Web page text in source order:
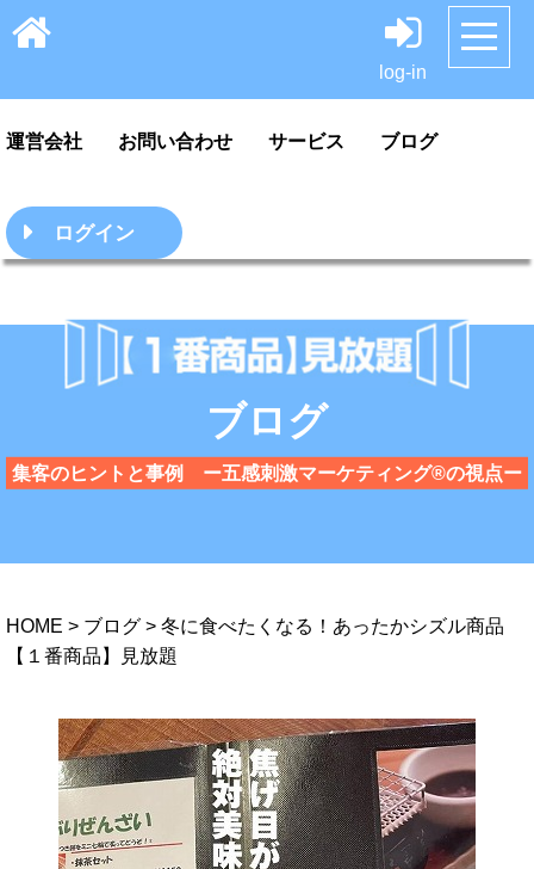
log-in
HOME 料金案内・ご利用方法
運営会社 お問い合わせ サービス ブログ
ログイン
ブログ
集客のヒントと事例 ー五感刺激マーケティング®の視点ー
HOME > ブログ > 冬に食べたくなる！あったかシズル商品
【１番商品】見放題